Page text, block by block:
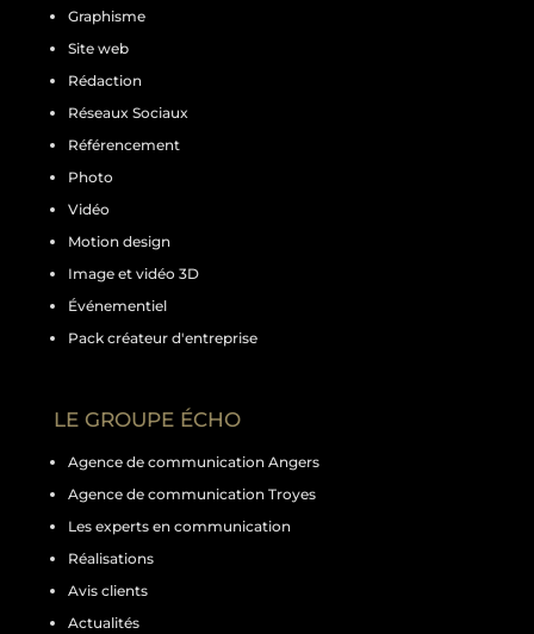
Graphisme
Site web
Rédaction
Réseaux Sociaux
Référencement
Photo
Vidéo
Motion design
Image et vidéo 3D
Événementiel
Pack créateur d'entreprise
LE GROUPE ÉCHO
Agence de communication Angers
Agence de communication Troyes
Les experts en communication
Réalisations
Avis clients
Actualités